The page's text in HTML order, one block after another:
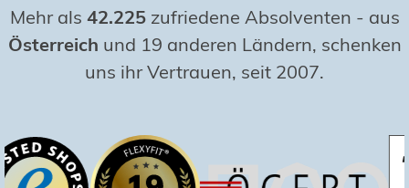
Mehr als 42.225 zufriedene Absolventen - aus
Österreich und 19 anderen Ländern, schenken
uns ihr Vertrauen, seit 2007.